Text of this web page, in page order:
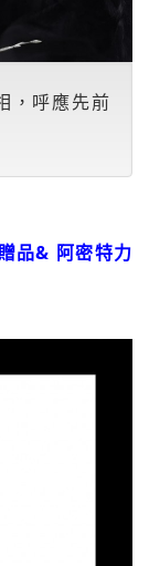
，呼應先前
品& 阿密特力